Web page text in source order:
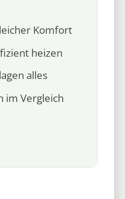
Komfort
heizen
alles
im Vergleich